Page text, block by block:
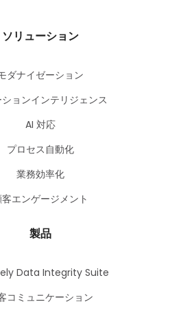
ソリューション
ダナイゼーション
ションインテリジェンス
AI 対応
プロセス自動化
業務効率化
エンゲージメント
製品
Data Integrity Suite
コミュニケーション